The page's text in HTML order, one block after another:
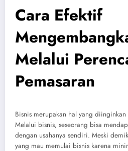
Cara Efektif
Melalui
Pemasaran
Bisnis merupakan hal yang
Melalui bisnis, seseorang bisa
dengan usahanya sendiri. Meski
yang mau memulai bisnis karena